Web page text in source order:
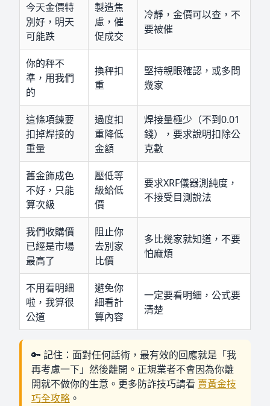
今天金價特
別好，明天
可能跌
製造焦
慮，催
促成交
冷靜，金價可以查，不
要被催
你的秤不
準，用我們
的
換秤扣
重
堅持親眼確認，或多問
幾家
這條項鍊要
扣掉焊接的
重量
過度扣
重降低
金額
焊接量極少（不到0.01
錢），要求說明扣除公
克數
舊金飾成色
不好，只能
算次級
壓低等
級給低
價
要求XRF儀器測純度，
不接受目測說法
我們收購價
已經是市場
最高了
阻止你
去別家
比價
多比幾家就知道，不要
怕麻煩
不用看明細
啦，我算很
公道
避免你
細看計
算內容
一定要看明細，公式要
清楚
🔑 記住：面對任何話術，最有效的回應就是「我
再考慮一下」然後離開。正規業者不會因為你離
開就不做你的生意。更多防詐技巧請看 賣黃金技
巧全攻略 。